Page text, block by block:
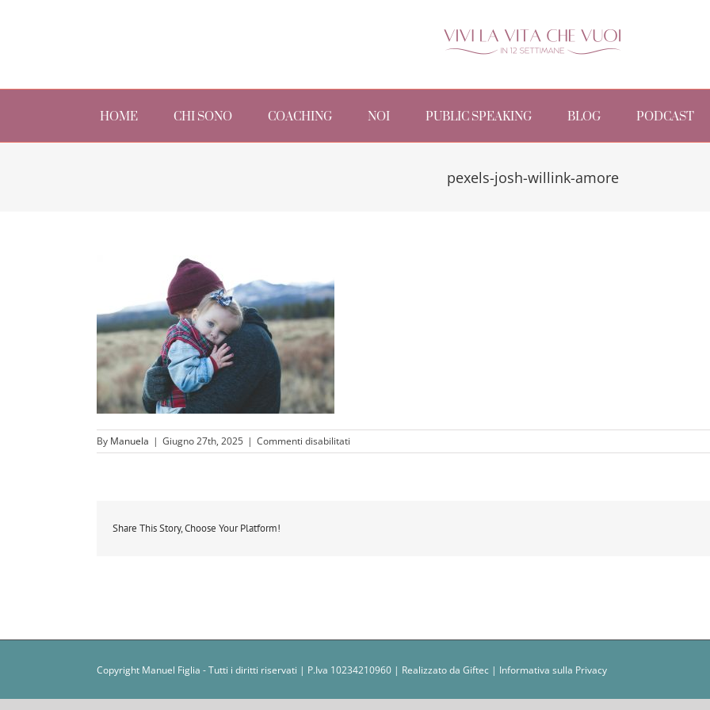
Search
HOME CHI SONO COACHING NOI PUBLIC SPEAKING BLOG PODCAST
pexels-josh-willink-amore
By Manuela | Giugno 27th, 2025 | Commenti disabilitati
pexels-
Share This Story, Choose Your Platform!
Copyright Manuel Figlia - Tutti i diritti riservati | P.Iva 10234210960 | Realizzato da Giftec | Informativa sulla Privacy